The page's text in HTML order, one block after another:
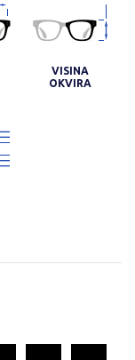
VISINA
OKVIRA